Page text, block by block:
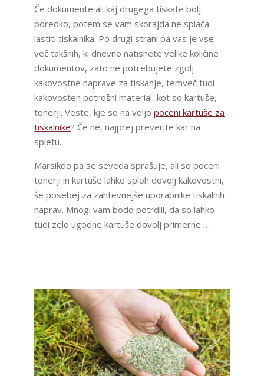
Če dokumente ali kaj drugega tiskate bolj
poredko, potem se vam skorajda ne splača
lastiti tiskalnika. Po drugi strani pa vas je vse
več takšnih, ki dnevno natisnete velike količine
dokumentov, zato ne potrebujete zgolj
kakovostne naprave za tiskanje, temveč tudi
kakovosten potrošni material, kot so kartuše,
tonerji. Veste, kje so na voljopoceni kartuše za
tiskalnike? Če ne, najprej preverite kar na
spletu.
Marsikdo pa se seveda sprašuje, ali so poceni
tonerji in kartuše lahko sploh dovolj kakovostni,
še posebej za zahtevnejše uporabnike tiskalnih
naprav. Mnogi vam bodo potrdili, da so lahko
tudi zelo ugodne kartuše dovolj primerne …